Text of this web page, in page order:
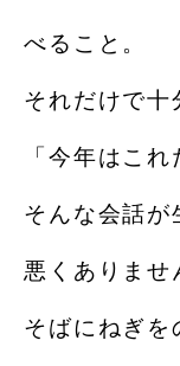
べること。
それだけで十
「今年はこ
そんな会話が
悪くありませ
そばにねぎを